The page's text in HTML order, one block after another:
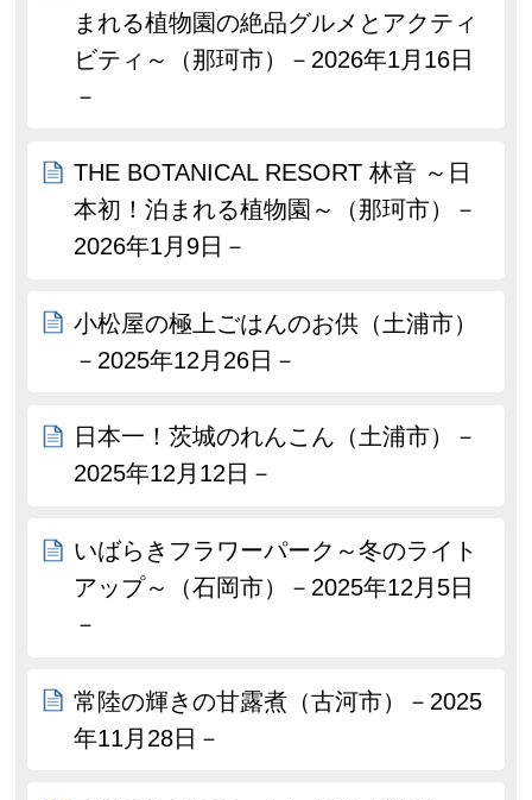
まれる植物園の絶品グルメとアクティ
ビティ～（那珂市）－2026年1月16日
－
THE BOTANICAL RESORT 林音 ～日
本初！泊まれる植物園～（那珂市）－
2026年1月9日－
小松屋の極上ごはんのお供（土浦市）
－2025年12月26日－
日本一！茨城のれんこん（土浦市）－
2025年12月12日－
いばらきフラワーパーク～冬のライト
アップ～（石岡市）－2025年12月5日
－
常陸の輝きの甘露煮（古河市）－2025
年11月28日－